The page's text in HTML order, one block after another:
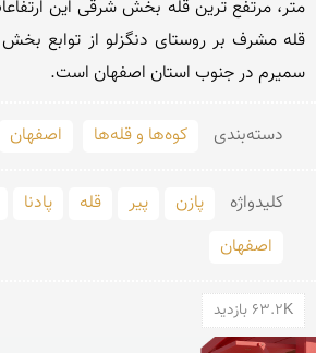
سمیرم در جنوب استان اصفهان است.
دسته‌بندی کوه‌ها و قله‌ها اصفهان
کلید‌واژه پازن پیر قله پادنا
اصفهان
63.2K بازدید